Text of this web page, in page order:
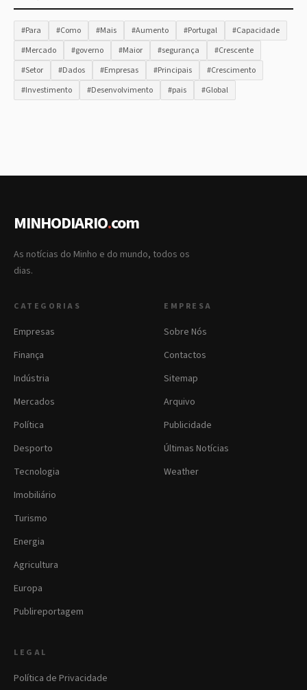
#Para #Como #Mais #Aumento #Portugal
#Capacidade
#Mercado
#governo #Maior #segurança
#Crescente
#Setor
#Dados #Empresas #Principais
#Crescimento
#Investimento
#Desenvolvimento #pais #Global
MINHODIARIO.com
As notícias do Minho e do mundo, todos os
dias.
CATEGORIAS
Empresas
Finança
Indústria
Mercados
Política
Desporto
Tecnologia
Imobiliário
Turismo
Energia
Agricultura
Europa
Publireportagem
EMPRESA
Sobre Nós
Contactos
Sitemap
Arquivo
Publicidade
Últimas Notícias
Weather
LEGAL
Política de Privacidade